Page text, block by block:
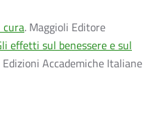
cura. Maggioli Editore
effetti sul benessere e sul
Edizioni Accademiche Italiane